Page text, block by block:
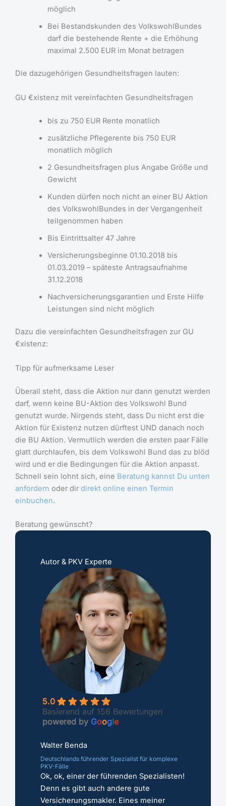
möglich
Bei Bestandskunden des VolkswohlBundes
darf die bestehende Rente + die Erhöhung
maximal 2.500 EUR im Monat betragen
Die dazugehörigen Gesundheitsfragen lauten:
GU €xistenz mit vereinfachten Gesundheitsfragen
bis zu 750 EUR Rente monatlich
zusätzliche Pflegerente bis 750 EUR
monatlich möglich
2 Gesundheitsfragen plus Angabe Größe und
Gewicht
Kunden dürfen noch nicht an einer BU Aktion
des VolkswohlBundes in der Vergangenheit
teilgenommen haben
Bis Eintrittsalter 47 Jahre
Versicherungsbeginne 01.10.2018 bis
01.03.2019 – späteste Antragsaufnahme
31.12.2018
Nachversicherungsgarantien und Erste Hilfe
Leistungen sind nicht möglich
Dazu die vereinfachten Gesundheitsfragen zur GU
€xistenz:
Tipp für aufmerksame Leser
Überall steht, dass die Aktion nur dann genutzt werden
darf, wenn keine BU-Aktion des Volkswohl Bund
genutzt wurde. Nirgends steht, dass Du nicht erst die
Aktion für Existenz nutzen dürftest UND danach noch
die BU Aktion. Vermutlich werden die ersten paar Fälle
glatt durchlaufen, bis dem Volkswohl Bund das zu blöd
wird und er die Bedingungen für die Aktion anpasst.
Schnell sein lohnt sich, eine Beratung kannst Du unten
anfordern oder dir direkt online einen Termin
einbuchen.
Beratung gewünscht?
Autor & PKV Experte
5.0
Basierend auf 156 Bewertungen
powered by Google
Walter Benda
Deutschlands führender Spezialist für komplexe
PKV-Fälle
Ok, ok, einer der führenden Spezialisten!
Denn es gibt auch andere gute
Versicherungsmakler. Eines meiner